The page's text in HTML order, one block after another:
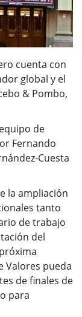
cuenta con
global y el
& Pombo,
de
Fernando
Cuesta
la ampliación
tanto
de trabajo
del
Valores pueda
de finales de
para